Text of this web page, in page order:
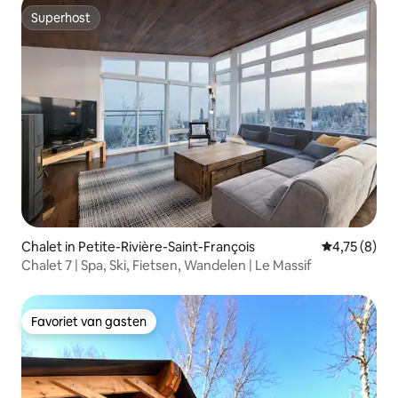
Superhost
Superhost
Chalet in Petite-Rivière-Saint-François
4,75 (8)
Chalet 7 | Spa, Ski, Fietsen, Wandelen | Le Massif
Favoriet van gasten
Favoriet van gasten